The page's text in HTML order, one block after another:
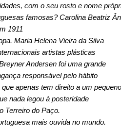
com o seu rosto e nome
famosas? Carolina Beatriz
1911
Maria Helena Vieira da Silva
artistas plásticas
Andersen foi uma grande
responsável pelo hábito
apenas tem direito a um pequeno
nada legou à posteridade
Terreiro do Paço.
mais ouvida no mundo.